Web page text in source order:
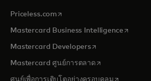
Priceless.com opens in a new tab
Mastercard Business Intelligenceopens
Mastercard Developersopens in a new
Mastercard ศูนย์การตลาด opens in a new
ศูนย์เพื่อการเติบโตอย่างครอบคลุมopens in a